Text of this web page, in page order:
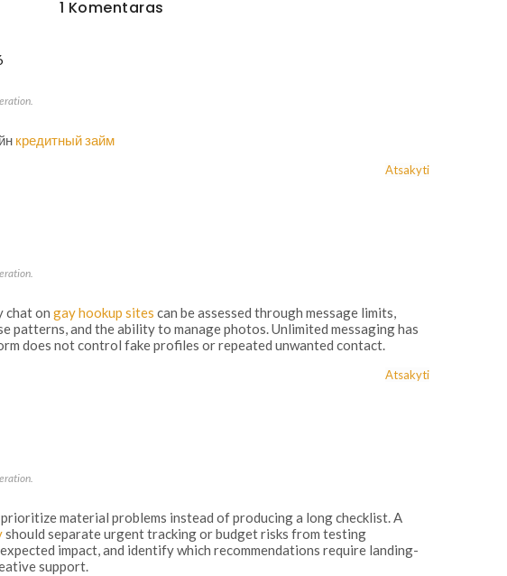
1 Komentaras
кредитный займ
Atsakyti
chat on gay hookup sites can be assessed through message limits,
patterns, and the ability to manage photos. Unlimited messaging has
does not control fake profiles or repeated unwanted contact.
Atsakyti
material problems instead of producing a long checklist. A
should separate urgent tracking or budget risks from testing
impact, and identify which recommendations require landing-
support.